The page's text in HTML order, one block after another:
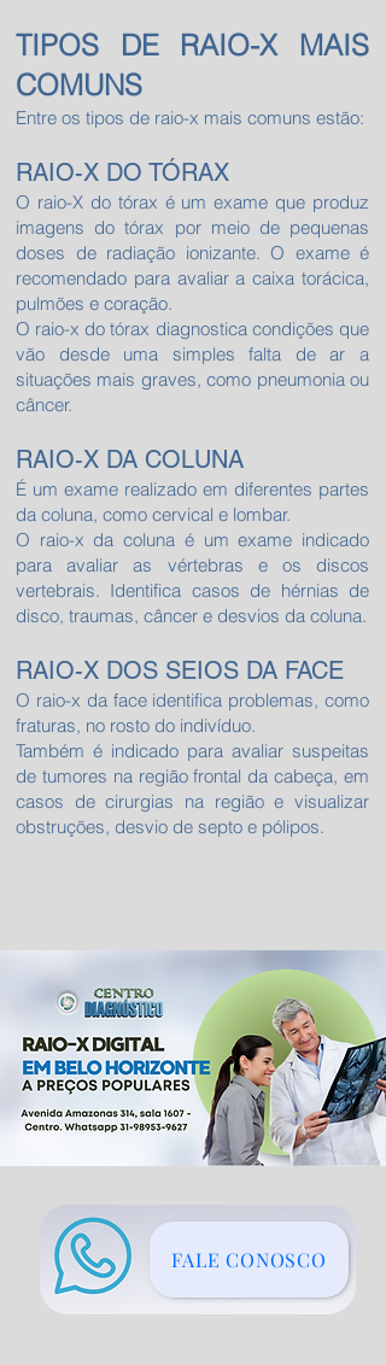
TIPOS DE RAIO-X MAIS
COMUNS
Entre os tipos de raio-x mais comuns estão:
RAIO-X DO TÓRAX
O raio-X do tórax é um exame que produz
imagens do tórax por meio de pequenas
doses de radiação ionizante. O exame é
recomendado para avaliar a caixa torácica,
pulmões e coração.
O raio-x do tórax diagnostica condições que
vão desde uma simples falta de ar a
situações mais graves, como pneumonia ou
câncer.
RAIO-X DA COLUNA
É um exame realizado em diferentes partes
da coluna, como cervical e lombar.
O raio-x da coluna é um exame indicado
para avaliar as vértebras e os discos
vertebrais. Identifica casos de hérnias de
disco, traumas, câncer e desvios da coluna.
RAIO-X DOS SEIOS DA FACE
O raio-x da face identifica problemas, como
fraturas, no rosto do indivíduo.
Também é indicado para avaliar suspeitas
de tumores na região frontal da cabeça, em
casos de cirurgias na região e visualizar
obstruções, desvio de septo e pólipos.
FALE CONOSCO